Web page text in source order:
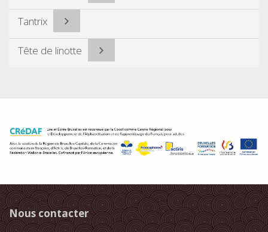
Tantrix
Tête de linotte
Nous contacter